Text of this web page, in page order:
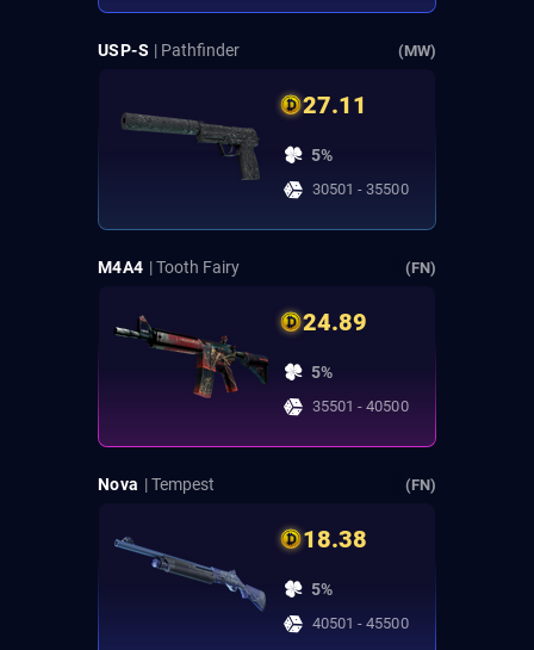
USP-S | Pathfinder (MW)
27.11
5%
30501 - 35500
M4A4 | Tooth Fairy (FN)
24.89
5%
35501 - 40500
Nova | Tempest (FN)
18.38
5%
40501 - 45500